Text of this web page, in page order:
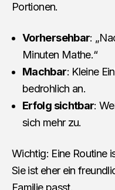
Portionen.
Vorhersehbar:
Minuten Mathe.“
Machbar: Kleine
bedrohlich an.
Erfolg sichtbar:
sich mehr zu.
Wichtig: Eine Routine
Sie ist eher ein
Familie passt.